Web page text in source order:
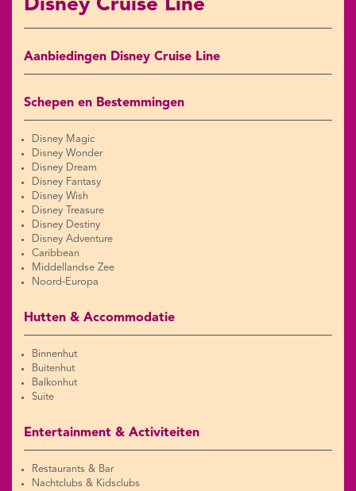
Disney Cruise Line
Aanbiedingen Disney Cruise Line
Schepen en Bestemmingen
Disney Magic
Disney Wonder
Disney Dream
Disney Fantasy
Disney Wish
Disney Treasure
Disney Destiny
Disney Adventure
Caribbean
Middellandse Zee
Noord-Europa
Hutten & Accommodatie
Binnenhut
Buitenhut
Balkonhut
Suite
Entertainment & Activiteiten
Restaurants & Bar
Nachtclubs & Kidsclubs